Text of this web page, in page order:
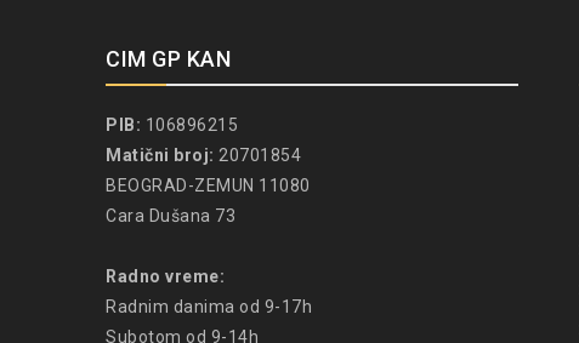
CIM GP KAN
PIB: 106896215
Matični broj: 20701854
BEOGRAD-ZEMUN 11080
Cara Dušana 73
Radno vreme:
Radnim danima od 9-17h
Subotom od 9-14h